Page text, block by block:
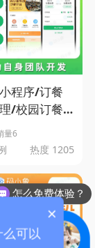
程序/订餐
/校园订餐
餐小程序-
量6
热度 1205
怎么免费体验？
×
可以